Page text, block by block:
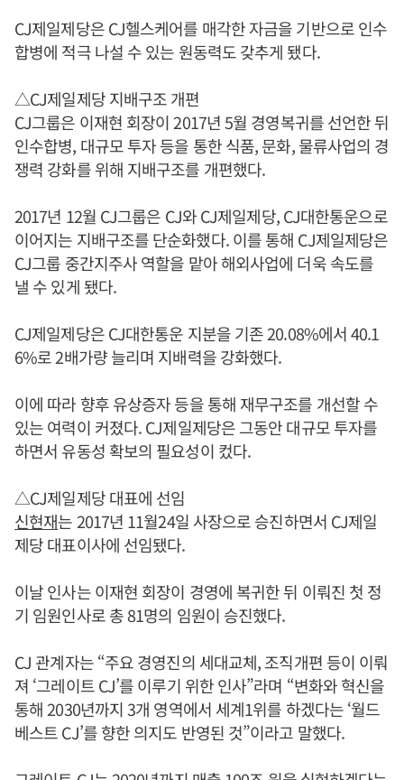
CJ제일제당은 CJ헬스케어를 매각한 자금을 기반으로 인수
합병에 적극 나설 수 있는 원동력도 갖추게 됐다.
△CJ제일제당 지배구조 개편
CJ그룹은 이재현 회장이 2017년 5월 경영복귀를 선언한 뒤
인수합병, 대규모 투자 등을 통한 식품, 문화, 물류사업의 경
쟁력 강화를 위해 지배구조를 개편했다.
2017년 12월 CJ그룹은 CJ와 CJ제일제당, CJ대한통운으로
이어지는 지배구조를 단순화했다. 이를 통해 CJ제일제당은
CJ그룹 중간지주사 역할을 맡아 해외사업에 더욱 속도를
낼 수 있게 됐다.
CJ제일제당은 CJ대한통운 지분을 기존 20.08%에서 40.1
6%로 2배가량 늘리며 지배력을 강화했다.
이에 따라 향후 유상증자 등을 통해 재무구조를 개선할 수
있는 여력이 커졌다. CJ제일제당은 그동안 대규모 투자를
하면서 유동성 확보의 필요성이 컸다.
△CJ제일제당 대표에 선임
신현재는 2017년 11월24일 사장으로 승진하면서 CJ제일
제당 대표이사에 선임됐다.
이날 인사는 이재현 회장이 경영에 복귀한 뒤 이뤄진 첫 정
기 임원인사로 총 81명의 임원이 승진했다.
CJ 관계자는 “주요 경영진의 세대교체, 조직개편 등이 이뤄
져 ‘그레이트 CJ’를 이루기 위한 인사”라며 “변화와 혁신을
통해 2030년까지 3개 영역에서 세계1위를 하겠다는 ‘월드
베스트 CJ’를 향한 의지도 반영된 것”이라고 말했다.